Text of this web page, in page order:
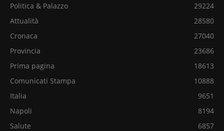
Politica & Palazzo
29224
Attualità
28580
Cronaca
27040
Provincia
23686
Prima pagina
18613
Comunicati Stampa
10888
Italia
9651
Napoli
8194
Salute
6857